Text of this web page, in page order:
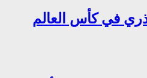
في كأس العالم